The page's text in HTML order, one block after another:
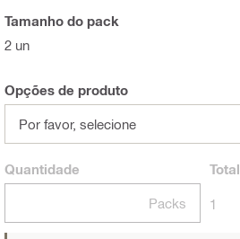
Tamanho do pack
2 un
Opções de produto
Por favor, selecione
Quantidade
Packs
Total
1